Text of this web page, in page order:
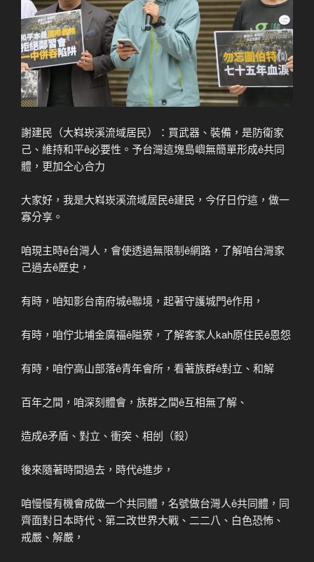
謝建民（大嵙崁溪流域居民）：買武器、裝備，是防衛家
己、維持和平ê必要性。予台灣這塊島嶼無簡單形成ê共同
體，更加仝心合力
大家好，我是大嵙崁溪流域居民ê建民，今仔日佇這，做一
寡分享。
咱現主時ê台灣人，會使透過無限制ê網路，了解咱台灣家
己過去ê歷史，
有時，咱知影台南府城ê聯境，起著守護城門ê作用，
有時，咱佇北埔金廣福ê隘寮，了解客家人kah原住民ê恩怨
有時，咱佇高山部落ê青年會所，看著族群ê對立、和解
百年之間，咱深刻體會，族群之間ê互相無了解、
造成ê矛盾、對立、衝突、相刣（殺）
後來隨著時間過去，時代ê進步，
咱慢慢有機會成做一个共同體，名號做台灣人ê共同體，同
齊面對日本時代、第二改世界大戰、二二八、白色恐怖、
戒嚴、解嚴，